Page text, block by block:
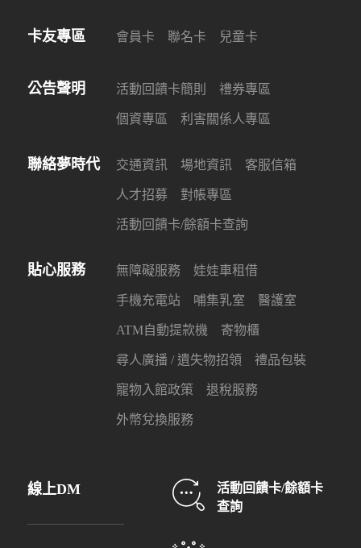
卡友專區 會員卡 聯名卡 兒童卡
公告聲明 活動回饋卡簡則 禮券專區
個資專區 利害關係人專區
聯絡夢時代 交通資訊 場地資訊 客服信箱
人才招募 對帳專區
活動回饋卡/餘額卡查詢
貼心服務 無障礙服務 娃娃車租借
手機充電站 哺集乳室 醫護室
ATM自動提款機 寄物櫃
尋人廣播 / 遺失物招領 禮品包裝
寵物入館政策 退稅服務
外幣兌換服務
線上DM
活動回饋卡/餘額卡
查詢